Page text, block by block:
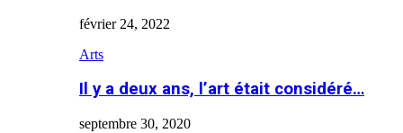
février 24, 2022
Arts
Il y a deux ans, l’art était considéré…
septembre 30, 2020